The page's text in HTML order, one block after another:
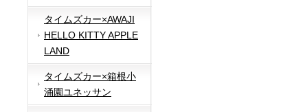
タイムズカー×AWAJI
HELLO KITTY APPLE
LAND
タイムズカー×箱根小
涌園ユネッサン